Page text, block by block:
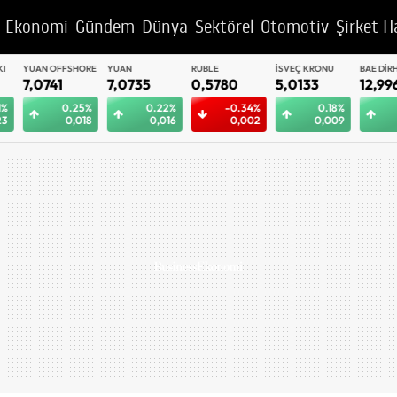
Ekonomi Gündem Dünya Sektörel Otomotiv Şirket
YUAN OFFSHORE
7,0741
0.25%
0,018
YUAN
7,0735
0.22%
0,016
RUBLE
0,5780
-0.34%
0,002
İSVEÇ KRONU
5,0133
0.18%
0,009
BAE DIRHEMI
12,9963